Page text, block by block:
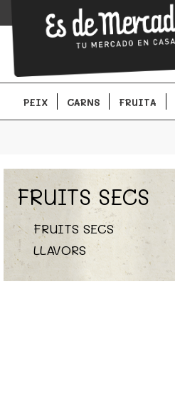
EsDeMercado.com
EsDeMercado.com te lleva a
Barcelona y de productores
PEIX CARNS FRUITA
FRUITS SECS
FRUITS SECS
LLAVORS